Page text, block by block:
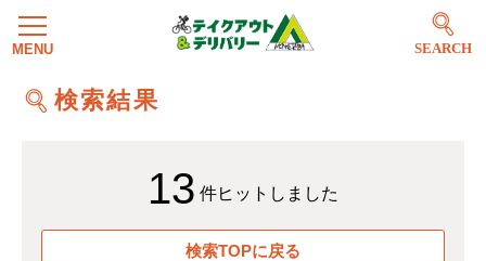
SEARCH
検索結果
13 件ヒットしました
検索TOPに戻る